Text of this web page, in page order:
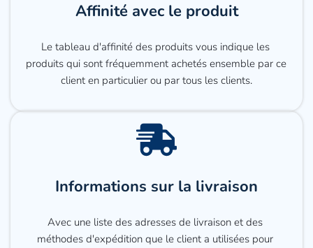
Affinité avec le produit
Le tableau d'affinité des produits vous indique les
produits qui sont fréquemment achetés ensemble par ce
client en particulier ou par tous les clients.
Informations sur la livraison
Avec une liste des adresses de livraison et des
méthodes d'expédition que le client a utilisées pour